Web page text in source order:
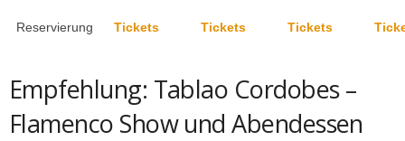
Reservierung Tickets Tickets Tickets
Empfehlung: Tablao Cordobes –
Flamenco Show und Abendessen